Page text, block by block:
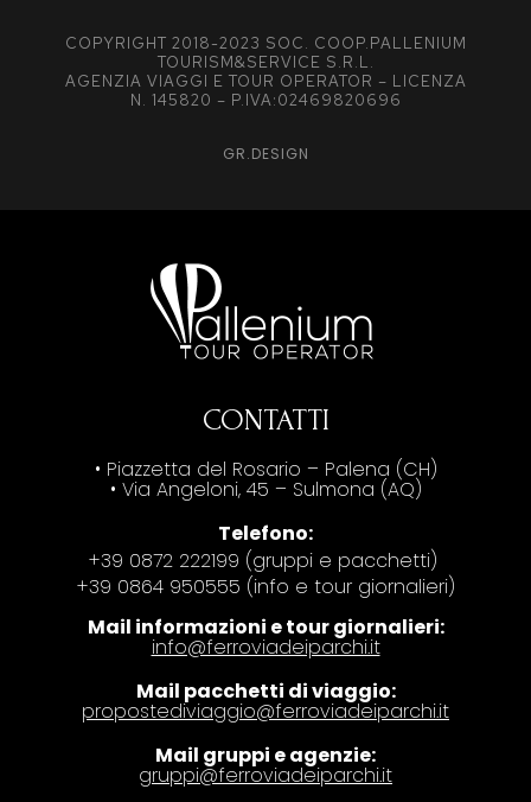
COPYRIGHT 2018-2023 SOC. COOP.PALLENIUM
TOURISM&SERVICE S.R.L.
AGENZIA VIAGGI E TOUR OPERATOR – LICENZA
N. 145820 – P.IVA:02469820696
GR.DESIGN
CONTATTI
• Piazzetta del Rosario – Palena (CH)
• Via Angeloni, 45 – Sulmona (AQ)
Telefono:
+39 0872 222199 (gruppi e pacchetti)
+39 0864 950555 (info e tour giornalieri)
Mail informazioni e tour giornalieri:
info@ferroviadeiparchi.it
Mail pacchetti di viaggio:
propostediviaggio@ferroviadeiparchi.it
Mail gruppi e agenzie:
gruppi@ferroviadeiparchi.it